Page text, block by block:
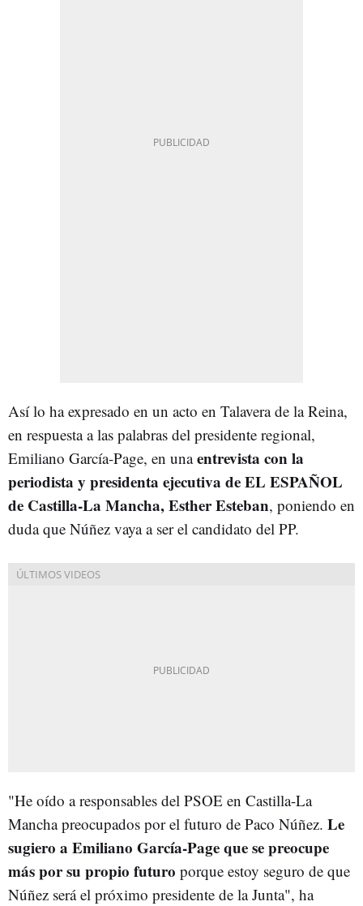
Así lo ha expresado en un acto en Talavera de la Reina,
en respuesta a las palabras del presidente regional,
Emiliano García-Page, en unaentrevista con la
periodista y presidenta ejecutiva de EL ESPAÑOL
de Castilla-La Mancha, Esther Esteban, poniendo en
duda que Núñez vaya a ser el candidato del PP.
"He oído a responsables del PSOE en Castilla-La
Mancha preocupados por el futuro de Paco Núñez. Le
sugiero a Emiliano García-Page que se preocupe
más por su propio futuro porque estoy seguro de que
Núñez será el próximo presidente de la Junta", ha